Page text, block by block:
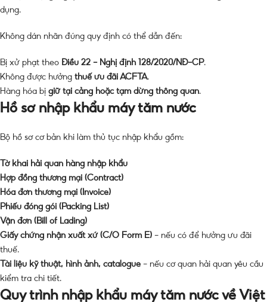
dụng.
Không dán nhãn đúng quy định có thể dẫn đến:
Bị xử phạt theo Điều 22 – Nghị định 128/2020/NĐ-CP.
Không được hưởng thuế ưu đãi ACFTA
Hàng hóa bị giữ tại cảng hoặc tạm dừng thông quan
Hồ sơ nhập khẩu máy tăm nước
Bộ hồ sơ cơ bản khi làm thủ tục nhập khẩu gồm:
Tờ khai hải quan hàng nhập khẩu
Hợp đồng thương mại (Contract)
Hóa đơn thương mại (Invoice)
Phiếu đóng gói (Packing List)
Vận đơn (Bill of Lading)
Giấy chứng nhận xuất xứ (C/O Form E) – nếu có để hưởng ưu đãi
thuế.
Tài liệu kỹ thuật, hình ảnh, catalogue – nếu cơ quan hải quan yêu cầu
kiểm tra chi tiết.
Quy trình nhập khẩu máy tăm nước về Việt